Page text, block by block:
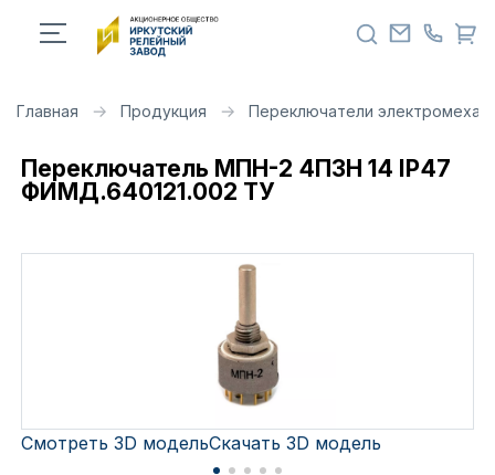
Главная Продукция Переключатели
Переключатель МПН-2 4П3Н 14 IP47
ФИМД.640121.002 ТУ
Смотреть 3D модельСкачать 3D модель